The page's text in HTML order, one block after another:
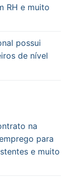
RH e muito
possui
de nível
na
para
e muito